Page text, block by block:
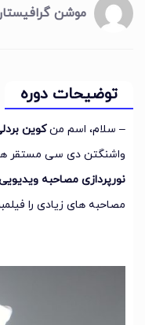
موشن
توضیحات دوره
– سلام، اسم منکوین
واشنگتن دی سی مستقر هستم، اما در طول کارم
نورپردازی مصاحبه
مصاحبه های زیادی را